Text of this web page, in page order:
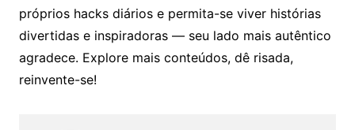
próprios hacks diários e permita-se viver histórias
divertidas e inspiradoras — seu lado mais autêntico
agradece. Explore mais conteúdos, dê risada,
reinvente-se!